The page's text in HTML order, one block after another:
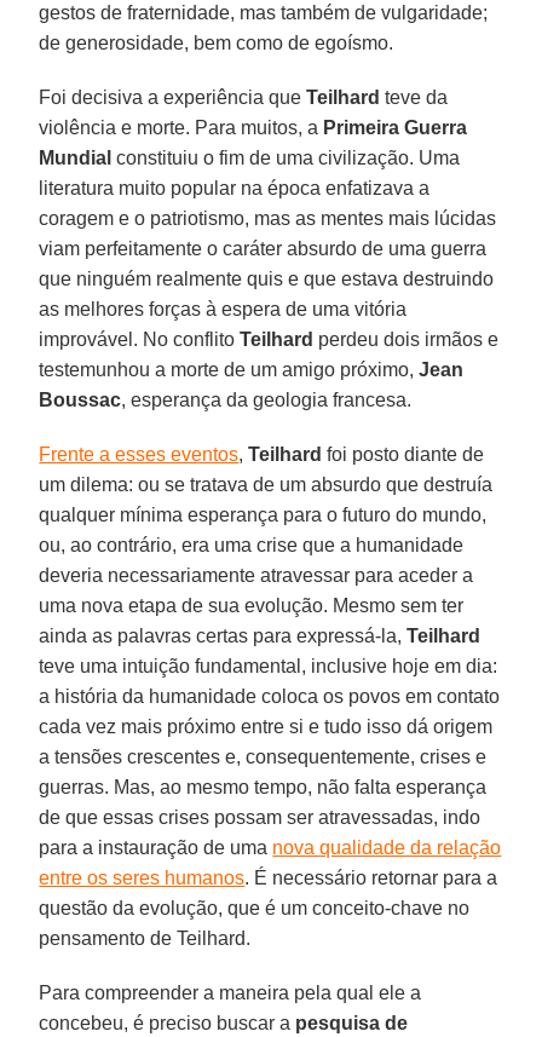
gestos de fraternidade, mas também de vulgaridade;
de generosidade, bem como de egoísmo.
Foi decisiva a experiência queTeilhard teve da
violência e morte. Para muitos, a Primeira Guerra
Mundial constituiu o fim de uma civilização. Uma
literatura muito popular na época enfatizava a
coragem e o patriotismo, mas as mentes mais lúcidas
viam perfeitamente o caráter absurdo de uma guerra
que ninguém realmente quis e que estava destruindo
as melhores forças à espera de uma vitória
improvável. No conflitoTeilhard perdeu dois irmãos e
testemunhou a morte de um amigo próximo,Jean
Boussac, esperança da geologia francesa.
Frente a esses eventos,Teilhard foi posto diante de
um dilema: ou se tratava de um absurdo que destruía
qualquer mínima esperança para o futuro do mundo,
ou, ao contrário, era uma crise que a humanidade
deveria necessariamente atravessar para aceder a
uma nova etapa de sua evolução. Mesmo sem ter
ainda as palavras certas para expressá-la,Teilhard
teve uma intuição fundamental, inclusive hoje em dia:
a história da humanidade coloca os povos em contato
cada vez mais próximo entre si e tudo isso dá origem
a tensões crescentes e, consequentemente, crises e
guerras. Mas, ao mesmo tempo, não falta esperança
de que essas crises possam ser atravessadas, indo
para a instauração de uma nova qualidade da relação
entre os seres humanos. É necessário retornar para a
questão da evolução, que é um conceito-chave no
pensamento de Teilhard.
Para compreender a maneira pela qual ele a
concebeu, é preciso buscar a pesquisa de